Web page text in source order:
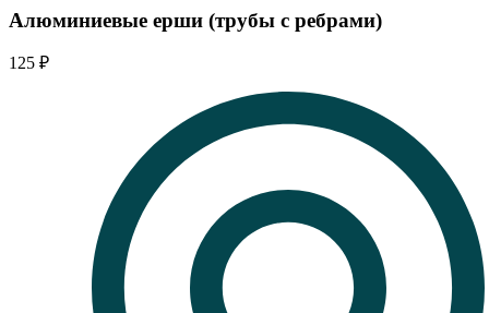
Алюминиевые ерши (трубы с ребрами)
125 ₽